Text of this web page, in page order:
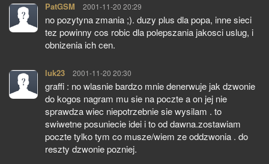
PatGSM pisze:
2001-11-20 20:29
no pozytyna zmania ;). duzy plus dla popa, inne sieci
tez powinny cos robic dla polepszania jakosci uslug, i
obnizenia ich cen.
luk23 pisze:
2001-11-20 20:30
graffi : no wlasnie bardzo mnie denerwuje jak dzwonie
do kogos nagram mu sie na poczte a on jej nie
sprawdza wiec niepotrzebnie sie wysilam . to
swiwetne posuniecie idei i to od dawna.zostawiam
poczte tylko tym co musze/wiem ze oddzwonia . do
reszty dzwonie pozniej.